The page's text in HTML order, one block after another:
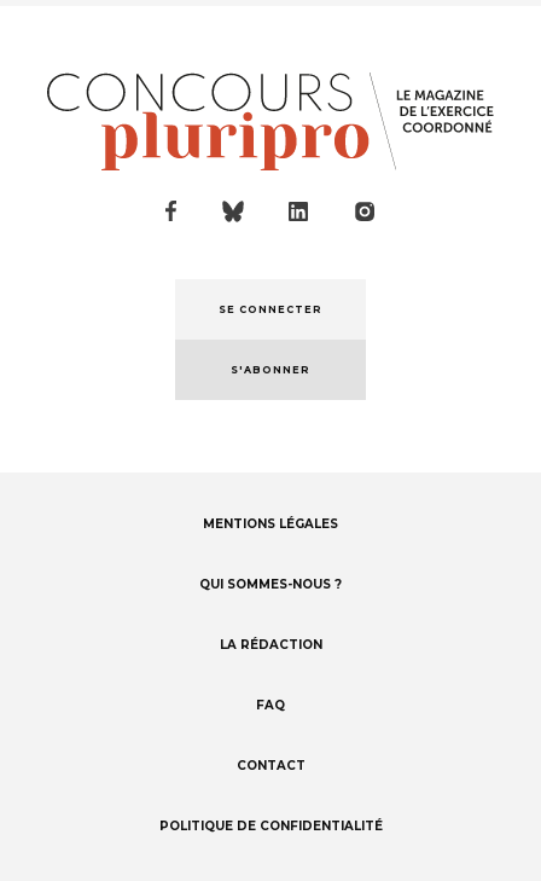
SE CONNECTER
S'ABONNER
MENTIONS LÉGALES
QUI SOMMES-NOUS ?
LA RÉDACTION
FAQ
CONTACT
POLITIQUE DE CONFIDENTIALITÉ